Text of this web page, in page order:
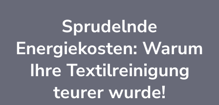
Sprudelnde
Energiekosten: Warum
Ihre Textilreinigung
teurer wurde!